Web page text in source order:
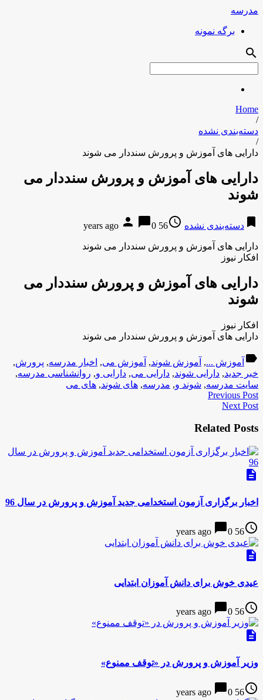
مدرسه
برگه نمونه
search
Home
/
دسته‌بندی نشده
/
دارایی های آموزش و پرورش سنددار می شوند
دارایی های آموزش و پرورش سنددار می
شوند
bookmark دسته‌بندی نشده access_time
56 years ago
person chat_bubble0
دارایی های آموزش و پرورش سنددار می شوند
افکار نیوز
دارایی های آموزش و پرورش سنددار می
شوند
افکار نیوز
دارایی های آموزش و پرورش سنددار می شوند
label آموزش ..., آموزش شوند, آموزش می, اخبار مدرسه, پرورش,
خبر جدید, دارایی شوند, دارایی می, دارایی و, روانشناسی مدرسه,
سایت مدرسه, شوند و, مدرسه, های شوند, های می
Previous Post
Next Post
Related Posts
description
اخبار برگزاری آزمون استخدامی جدید آموزش و پرورش در سال 96
access_time
56 years ago
chat_bubble0
description
عیدی خوش برای دانش آموزان ابتدایی
access_time
56 years ago
chat_bubble0
description
وزیر آموزش و پرورش در «توقف ممنوع»
access_time
56 years ago
chat_bubble0